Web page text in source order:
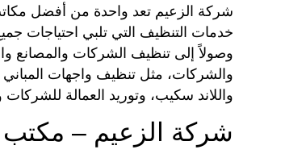
شركة الزعيم تعد واحدة من أفضل
خدمات التنظيف التي تلبي احتياجات
وصولاً إلى تنظيف الشركات والمصانع
والشركات، مثل تنظيف واجهات
واللاند سكيب، وتوريد العمالة للشركات
شركة الزعيم – مكتب